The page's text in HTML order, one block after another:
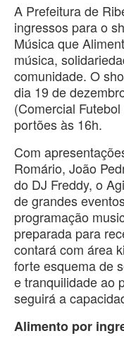
A Prefeitura de
ingressos para o
Música que
música,
comunidade. O
dia 19 de
(Comercial
portões às 16h.
Com
Romário, João
do DJ Freddy, o
de grandes
programação
preparada para
contará com área
forte esquema de
e tranquilidade ao
seguirá a
Alimento por